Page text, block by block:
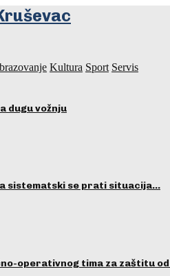
Kultura Sport Servis
dugu vožnju
sistematski se prati situacija…
operativnog tima za zaštitu